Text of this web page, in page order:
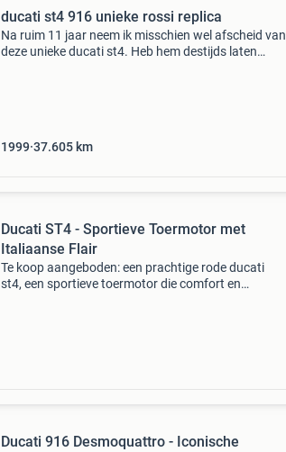
ducati st4 916 unieke rossi replica
Na ruim 11 jaar neem ik misschien wel afscheid van
deze unieke ducati st4. Heb hem destijds laten
1999 37.605 km
Ducati ST4 - Sportieve Toermotor met
Italiaanse Flair
Te koop aangeboden: een prachtige rode ducati
st4, een sportieve toermotor die comfort en
Ducati 916 Desmoquattro - Iconische